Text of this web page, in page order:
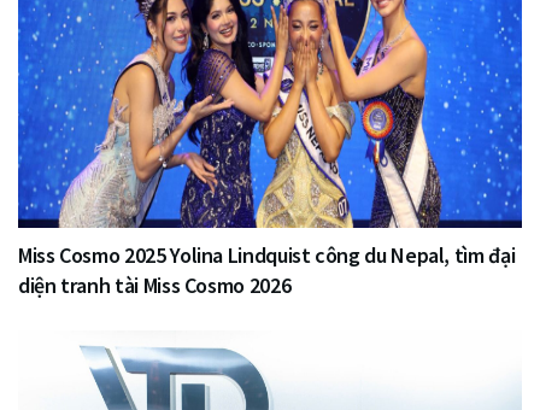
Miss Cosmo 2025 Yolina Lindquist công du Nepal, tìm đại
diện tranh tài Miss Cosmo 2026